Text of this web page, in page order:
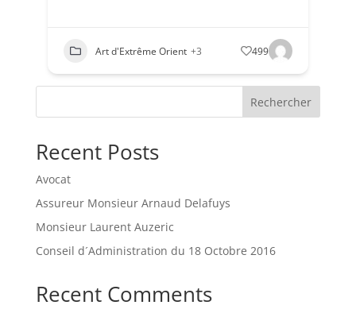
Art d'Extrême Orient +3 499
Rechercher
Recent Posts
Avocat
Assureur Monsieur Arnaud Delafuys
Monsieur Laurent Auzeric
Conseil d´Administration du 18 Octobre 2016
Recent Comments